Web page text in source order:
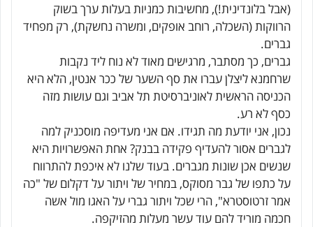
(אבל בלונדינית!), מחשיבות כמניות בעלות ערך בשוק
הרווקות (השכלה, רוחב אופקים, ומשרה נחשקת), רק מפחיד
גברים.
גברים, כך מסתבר, מרגישים מאוד לא נוח ליד נקבות
שרחמנא ליצלן עברו את סף השער של ככר אנטין, הלא היא
הכניסה הראשית לאוניברסיטת תל אביב וגם עושות מזה
כסף לא רע.
נכון, אני יודעת מה תגידו. אם אני מעדיפה מוסכניק למה
לגברים אסור להעדיף פקידה בבנק? אחת האפשרויות היא
שנשים אכן שונות מגברים. בעוד שלנו לא איכפת להתרווח
על כתפו של גבר מסוקס, במחיר של ויתור על דקלום של "כה
אמר זרטוסטרא", הרי שכל ויתור גברי על האגו מול אשה
חכמה מוריד להם עוד עשר מעלות מהזיקפה.